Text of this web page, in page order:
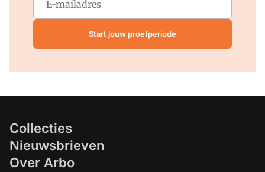
Start jouw proefperiode
Collecties
Nieuwsbrieven
Over Arbo